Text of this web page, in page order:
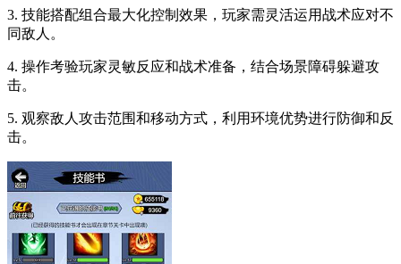
3. 技能搭配组合最大化控制效果，玩家需灵活运用战术应对不
同敌人。
4. 操作考验玩家灵敏反应和战术准备，结合场景障碍躲避攻
击。
5. 观察敌人攻击范围和移动方式，利用环境优势进行防御和反
击。